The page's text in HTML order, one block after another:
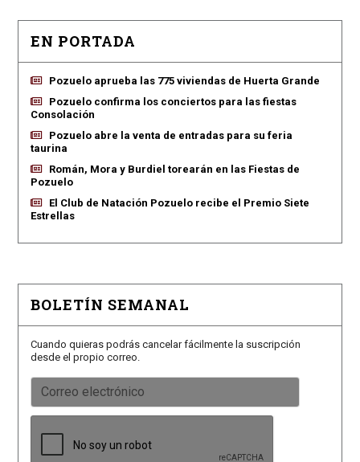
EN PORTADA
Pozuelo aprueba las 775 viviendas de Huerta Grande
Pozuelo confirma los conciertos para las fiestas
Consolación
Pozuelo abre la venta de entradas para su feria
taurina
Román, Mora y Burdiel torearán en las Fiestas de
Pozuelo
El Club de Natación Pozuelo recibe el Premio Siete
Estrellas
BOLETÍN SEMANAL
Cuando quieras podrás cancelar fácilmente la suscripción
desde el propio correo.